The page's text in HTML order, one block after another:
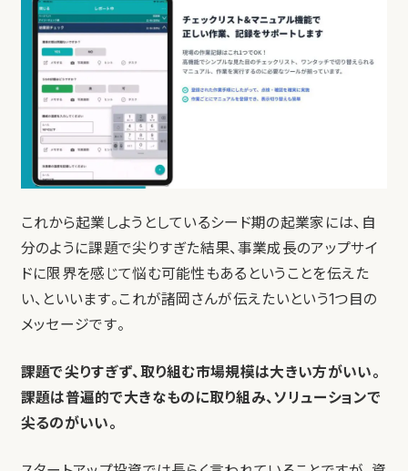
これから起業しようとしているシード期の起業家には、自
分のように課題で尖りすぎた結果、事業成長のアップサイ
ドに限界を感じて悩む可能性もあるということを伝えた
い、といいます。これが諸岡さんが伝えたいという1つ目の
メッセージです。
課題で尖りすぎず、取り組む市場規模は大きい方がいい。
課題は普遍的で大きなものに取り組み、ソリューションで
尖るのがいい。